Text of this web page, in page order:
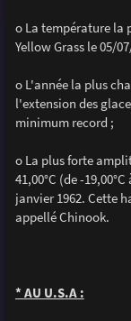
o La température la
Yellow Grass le 05/
o L'année la plus
l'extension des
minimum record ;
o La plus forte
41,00°C (de -
janvier 1962. Cette
appellé Chinook.
* AU U.S.A :